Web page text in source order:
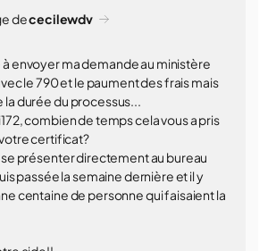
dececilewdv
envoyer ma demande au ministère
le 790 et le paument des frais mais
durée du processus...
combien de temps cela vous a pris
certificat?
présenter directement au bureau
passée la semaine dernière et il y
centaine de personne qui faisaient la